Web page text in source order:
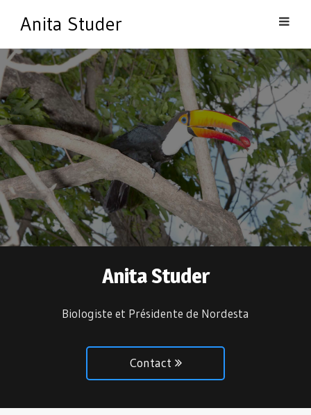
Anita Studer
Biologiste et Présidente de Nordesta
Contact
Anita Studer